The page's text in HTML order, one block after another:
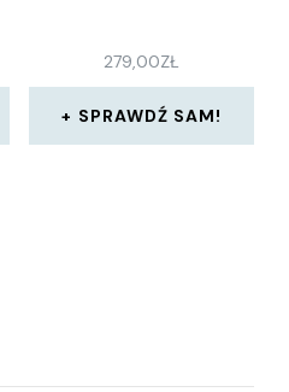
279,00ZŁ
SPRAWDŹ SAM!